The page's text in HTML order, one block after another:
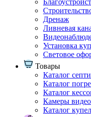
Дренаж
Ливневая
Установка
Световое
Товары
Каталог
Каталог
Каталог
Камеры
Каталог